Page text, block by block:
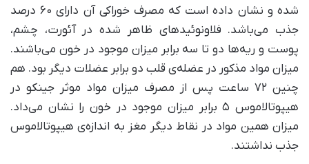
شده و نشان داده است که مصرف خوراکی آن دارای ۶۰ درصد
جذب می‌باشد. فلاونوئیدهای ظاهر شده در آئورت، چشم،
پوست و ریه‌ها دو تا سه برابر میزان موجود در خون می‌باشند.
میزان مواد مذکور در عضله‌ی قلب دو برابر عضلات دیگر بود. هم
چنین ۷۲ ساعت پس از مصرف میزان مواد موثر جینکو در
هیپوتالاموس ۵ برابر میزان موجود در خون را نشان می‌داد.
میزان همین مواد در نقاط دیگر مغز به اندازه‌ی هیپوتالاموس
جذب نداشتند.